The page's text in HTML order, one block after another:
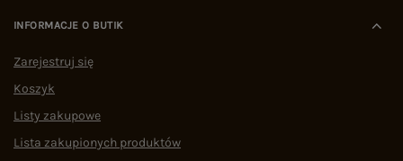
INFORMACJE O BUTIK
Zarejestruj się
Koszyk
Listy zakupowe
Lista zakupionych produktów